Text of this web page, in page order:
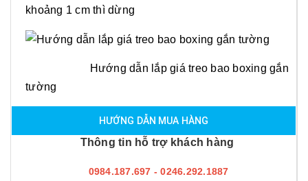
khoảng 1 cm thì dừng
Hướng dẫn lắp giá treo bao boxing gắn
tường
HƯỚNG DẪN MUA HÀNG
Thông tin hỗ trợ khách hàng
0984.187.697 - 0246.292.1887